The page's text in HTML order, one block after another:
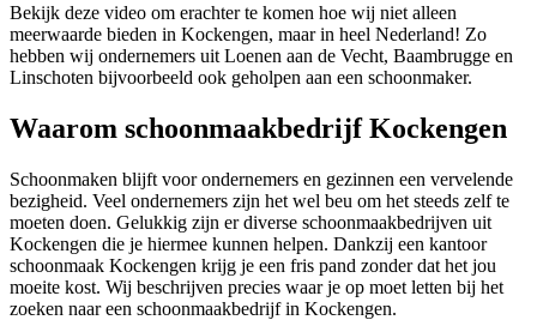
Bekijk deze video om erachter te komen hoe wij niet alleen
meerwaarde bieden in Kockengen, maar in heel Nederland! Zo
hebben wij ondernemers uit Loenen aan de Vecht, Baambrugge en
Linschoten bijvoorbeeld ook geholpen aan een schoonmaker.
Waarom schoonmaakbedrijf Kockengen
Schoonmaken blijft voor ondernemers en gezinnen een vervelende
bezigheid. Veel ondernemers zijn het wel beu om het steeds zelf te
moeten doen. Gelukkig zijn er diverse schoonmaakbedrijven uit
Kockengen die je hiermee kunnen helpen. Dankzij een kantoor
schoonmaak Kockengen krijg je een fris pand zonder dat het jou
moeite kost. Wij beschrijven precies waar je op moet letten bij het
zoeken naar een schoonmaakbedrijf in Kockengen.